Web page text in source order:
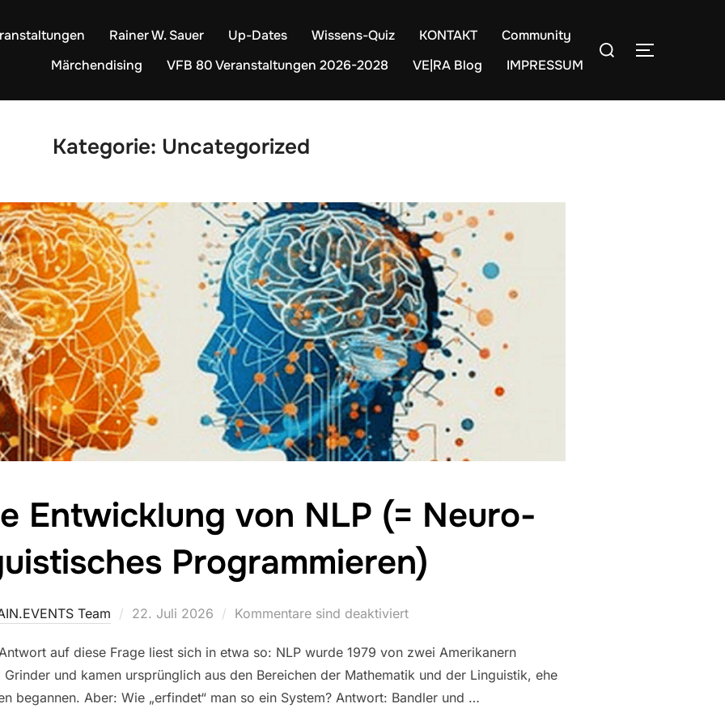
Rainer W. Sauer Up-Dates Wissens-Quiz KONTAKT
Community
Märchendising
VFB 80 Veranstaltungen 2026-2028 VE|RA Blog IMPRESSUM
Suchen
nach:
Kategorie: Uncategorized
Entwicklung von NLP (= Neuro-
Programmieren)
Team
Veröffentlicht
22. Juli 2026 Kommentare sind deaktiviert
auf diese Frage liest sich in etwa so: NLP wurde 1979 von zwei Amerikanern
Grinder und kamen ursprünglich aus den Bereichen der Mathematik und der Linguistik, ehe
begannen. Aber: Wie „erfindet“ man so ein System? Antwort: Bandler und …